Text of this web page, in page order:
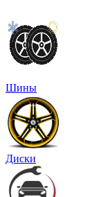
Шины
Диски